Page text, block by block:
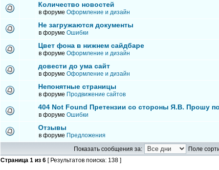
Количество новостей
в форуме Оформление и дизайн
Не загружаются документы
в форуме Ошибки
Цвет фона в нижнем сайдбаре
в форуме Оформление и дизайн
довести до ума сайт
в форуме Оформление и дизайн
Непонятные страницы
в форуме Продвижение сайтов
404 Not Found Претензии со стороны Я.В. Прошу
в форуме Ошибки
Отзывы
в форуме Предложения
Показать сообщения за:
Поле
Страница 1 из 6 [ Результатов поиска: 138 ]